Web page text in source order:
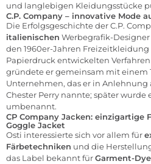
und langlebigen Kleidungsstücke
C.P. Company – innovative Mode
Die Erfolgsgeschichte der C.P.
italienischen Werbegrafik-
den 1960er-Jahren
Papierdruck entwickelten
gründete er gemeinsam mit einem
Unternehmen, das er in
Chester Perry nannte; später wurde
umbenannt.
CP Company Jacken: einzigartige
Goggle Jacket
Osti interessierte sich vor allem für
Färbetechniken und die
das Label bekannt fürGarment-